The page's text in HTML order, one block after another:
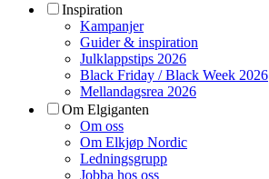
Inspiration
Kampanjer
Guider & inspiration
Julklappstips 2026
Black Friday / Black Week 2026
Mellandagsrea 2026
Om Elgiganten
Om oss
Om Elkjøp Nordic
Ledningsgrupp
Jobba hos oss